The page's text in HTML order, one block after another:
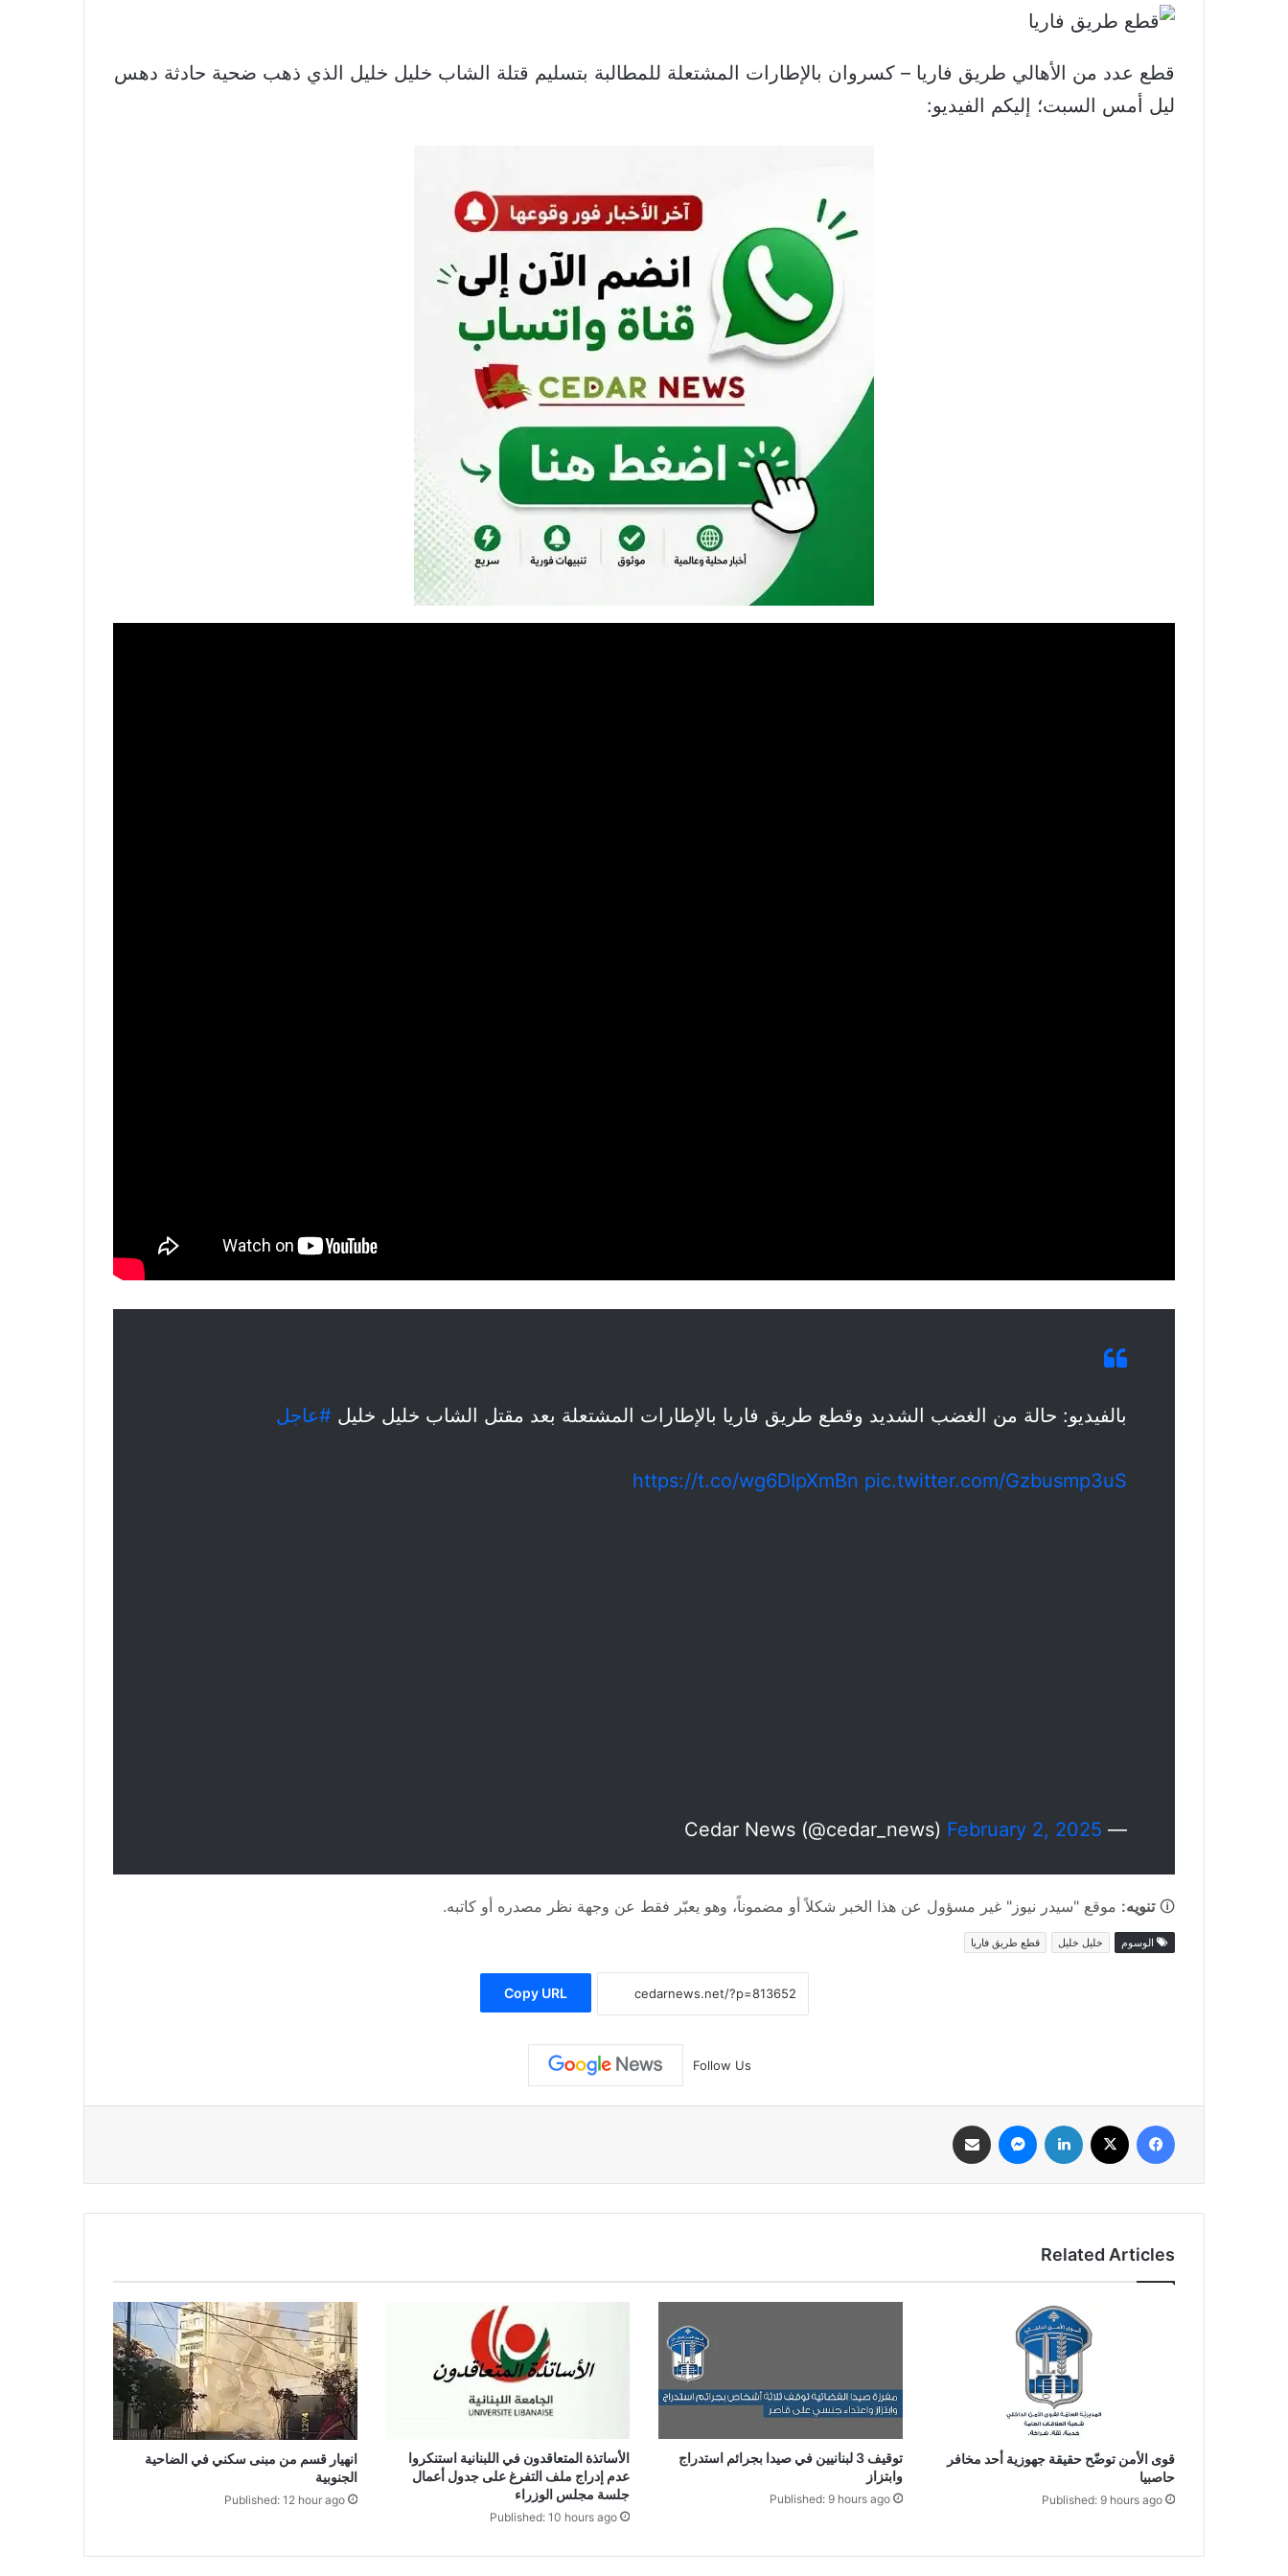
قطع عدد من الأهالي طريق فاريا – كسروان بالإطارات المشتعلة للمطالبة بتسليم قتلة الشاب خليل خليل الذي ذهب ضحية حادثة دهس
ليل أمس السبت؛ إليكم الفيديو:
بالفيديو: حالة من الغضب الشديد وقطع طريق فاريا بالإطارات المشتعلة بعد مقتل الشاب خليل خليل #عاجل
https://t.co/wg6DIpXmBn pic.twitter.com/Gzbusmp3uS
— Cedar News (@cedar_news)
February 2, 2025
🛈تنويه: موقع "سيدر نيوز" غير مسؤول عن هذا الخبر شكلاً أو مضموناً، وهو يعبّر فقط عن وجهة نظر مصدره أو كاتبه.
الوسوم خليل خليل قطع طريق فاريا
Copy URL
Follow Us
فيسبوك لينكدإن ماسنجر
Related Articles
قوى الأمن توضّح حقيقة جهوزية أحد مخافر
حاصبيا
Published: 9 hours ago
توقيف 3 لبنانيين في صيدا بجرائم استدراج
وابتزاز
Published: 9 hours ago
الأساتذة المتعاقدون في اللبنانية استنكروا
عدم إدراج ملف التفرغ على جدول أعمال
جلسة مجلس الوزراء
Published: 10 hours ago
انهيار قسم من مبنى سكني في الضاحية
الجنوبية
Published: 12 hour ago